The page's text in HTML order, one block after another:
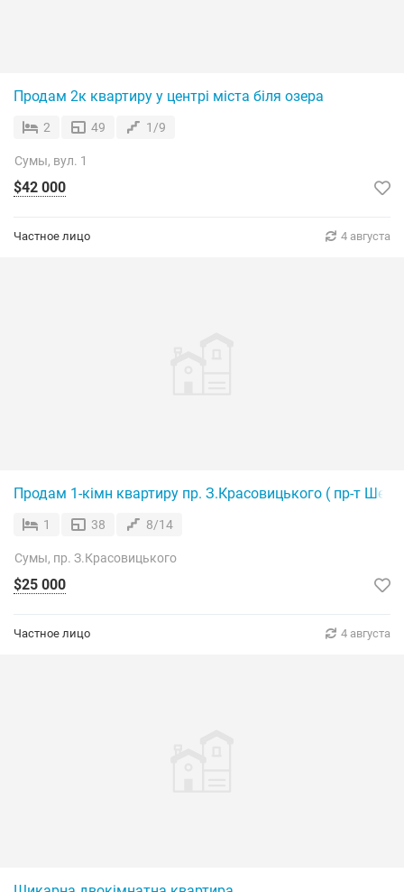
Продам 2к квартиру у центрі міста біля озера
2 49 1/9
Сумы, вул. 1
$42 000
Частное лицо 4 августа
Продам 1-кімн квартиру пр. З.Красовицького ( пр-т
1 38 8/14
Сумы, пр. З.Красовицького
$25 000
Частное лицо 4 августа